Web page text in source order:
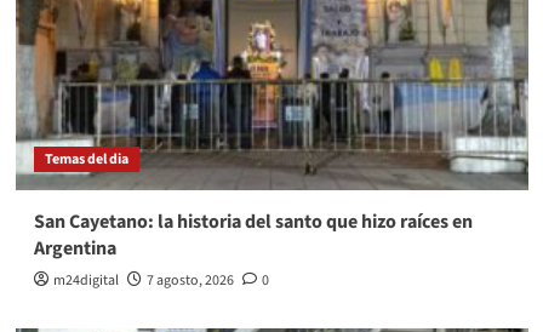
Temas del dia
San Cayetano: la historia del santo que hizo raíces en
Argentina
m24digital 7 agosto, 2026 0